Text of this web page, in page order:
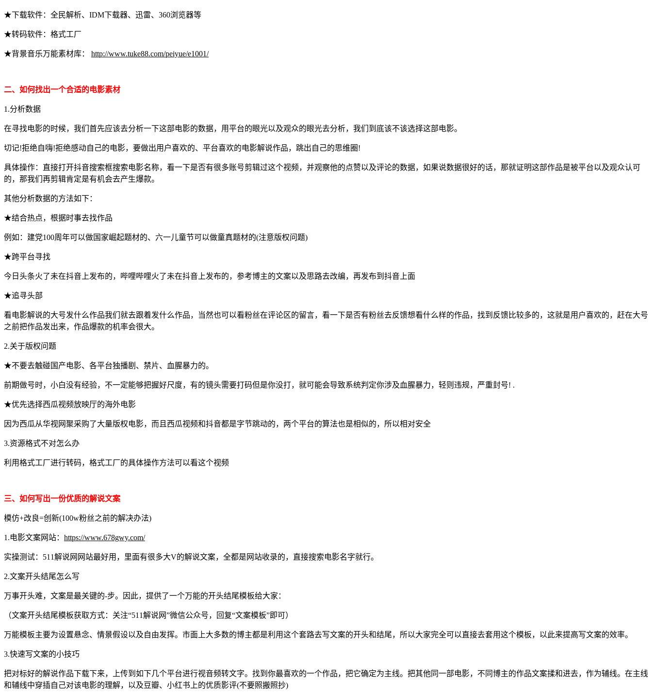
★下载软件：全民解析、IDM下载器、迅雷、360浏览器等
★转码软件：格式工厂
★背景音乐万能素材库： http://www.tuke88.com/peiyue/e1001/
二、如何找出一个合适的电影素材
1.分析数据
在寻找电影的时候，我们首先应该去分析一下这部电影的数据，用平台的眼光以及观众的眼光去分析，我们到底该不该选择这部电影。
切记!拒绝自嗨!拒绝感动自己的电影，要做出用户喜欢的、平台喜欢的电影解说作品，跳出自己的思维圈!
具体操作：直接打开抖音搜索框搜索电影名称，看一下是否有很多账号剪辑过这个视频，并观察他的点赞以及评论的数据，如果说数据很好的话，那就证明这部作品是被平台以及观众认可
的，那我们再剪辑肯定是有机会去产生爆款。
其他分析数据的方法如下：
★结合热点，根据时事去找作品
例如：建党100周年可以做国家崛起题材的、六一儿童节可以做童真题材的(注意版权问题)
★跨平台寻找
今日头条火了未在抖音上发布的，哔哩哔哩火了未在抖音上发布的，参考博主的文案以及思路去改编，再发布到抖音上面
★追寻头部
看电影解说的大号发什么作品我们就去跟着发什么作品，当然也可以看粉丝在评论区的留言，看一下是否有粉丝去反馈想看什么样的作品，找到反馈比较多的，这就是用户喜欢的，赶在大号
之前把作品发出来，作品爆款的机率会很大。
2.关于版权问题
★不要去触碰国产电影、各平台独播剧、禁片、血腥暴力的。
前期做号时，小白没有经验，不一定能够把握好尺度，有的镜头需要打码但是你没打，就可能会导致系统判定你涉及血腥暴力，轻则违规，严重封号! .
★优先选择西瓜视频放映厅的海外电影
因为西瓜从华视网聚采购了大量版权电影，而且西瓜视频和抖音都是字节跳动的，两个平台的算法也是相似的，所以相对安全
3.资源格式不对怎么办
利用格式工厂进行转码，格式工厂的具体操作方法可以看这个视频
三、如何写出一份优质的解说文案
模仿+改良=创新(100w粉丝之前的解决办法)
1.电影文案网站： https://www.678gwy.com/
实操测试：511解说网网站最好用，里面有很多大V的解说文案，全都是网站收录的，直接搜索电影名字就行。
2.文案开头结尾怎么写
万事开头难，文案是最关键的-步。因此，提供了一个万能的开头结尾模板给大家：
（文案开头结尾模板获取方式：关注“511解说网”微信公众号，回复“文案模板”即可）
万能模板主要为设置悬念、情景假设以及自由发挥。市面上大多数的博主都是利用这个套路去写文案的开头和结尾，所以大家完全可以直接去套用这个模板，以此来提高写文案的效率。
3.快速写文案的小技巧
把对标好的解说作品下载下来，上传到如下几个平台进行视音频转文字。找到你最喜欢的一个作品，把它确定为主线。把其他同一部电影，不同博主的作品文案揉和进去，作为辅线。在主线
和辅线中穿插自己对该电影的理解，以及豆瓣、小红书上的优质影评(不要照搬照抄)